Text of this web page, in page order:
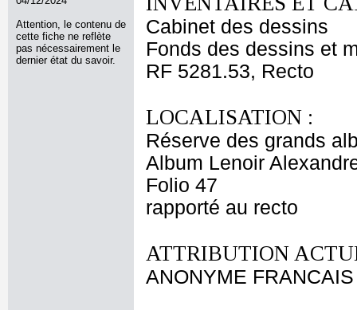
Attention, le contenu de
cette fiche ne reflète
pas nécessairement le
dernier état du savoir.
Cabinet des dessins
Fonds des dessins et
RF 5281.53, Recto
LOCALISATION :
Réserve des grands
Album Lenoir
Folio 47
rapporté au recto
ATTRIBUTION
ANONYME